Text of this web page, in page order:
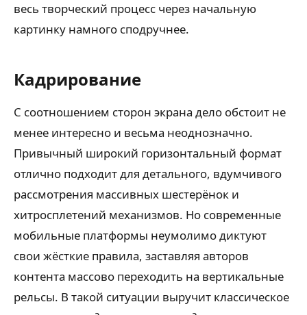
весь творческий процесс через начальную
картинку намного сподручнее.
Кадрирование
С соотношением сторон экрана дело обстоит не
менее интересно и весьма неоднозначно.
Привычный широкий горизонтальный формат
отлично подходит для детального, вдумчивого
рассмотрения массивных шестерёнок и
хитросплетений механизмов. Но современные
мобильные платформы неумолимо диктуют
свои жёсткие правила, заставляя авторов
контента массово переходить на вертикальные
рельсы. В такой ситуации выручит классическое